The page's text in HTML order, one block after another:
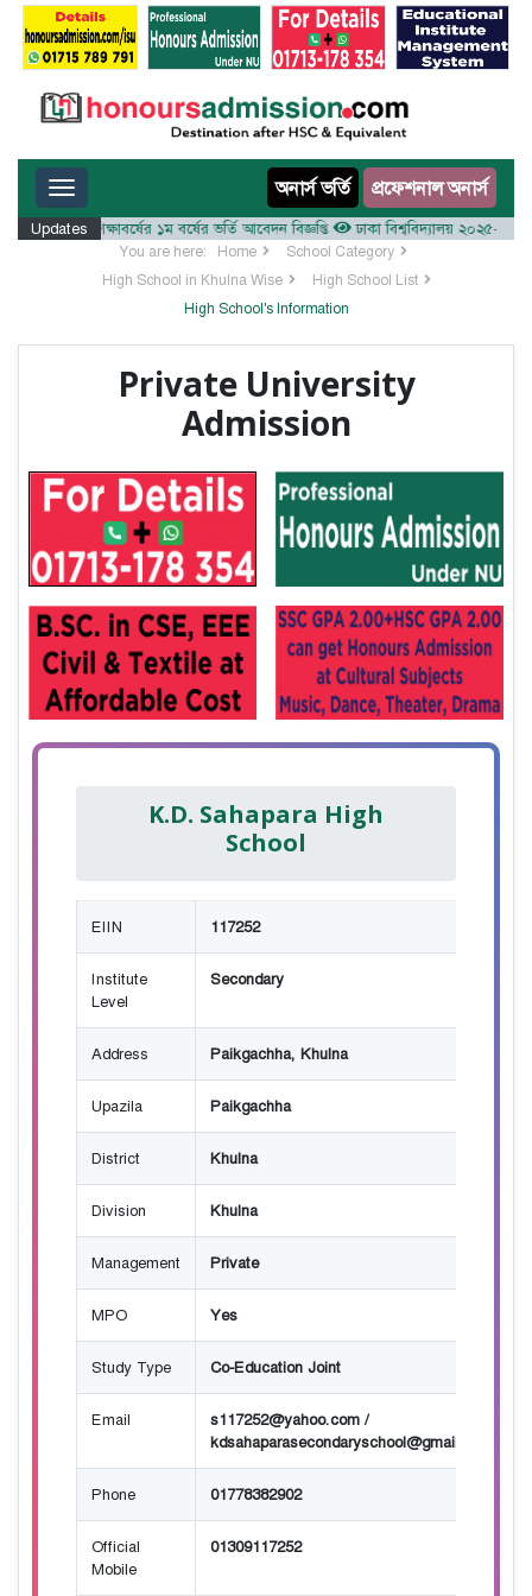
Toggle navigation অনার্স ভর্তি প্রফেশনাল অনার্স
Updates
২০২৫-২৬ শিক্ষাবর্ষের ১ম বর্ষের ভর্তি আবেদন বিজ্ঞপ্তি ঢাকা বিশ্ববিদ্যালয় ২০২৫-২৬
You are here: Home
School Category
High School in Khulna Wise
High School List
High School's Information
Private University
Admission
K.D. Sahapara High
School
EIIN 117252
Institute
Level
Secondary
Address Paikgachha, Khulna
Upazila Paikgachha
District Khulna
Division Khulna
Management Private
MPO Yes
Study Type Co-Education Joint
Email s117252@yahoo.com /
kdsahaparasecondaryschool@gmail.com
Phone 01778382902
Official
Mobile
01309117252